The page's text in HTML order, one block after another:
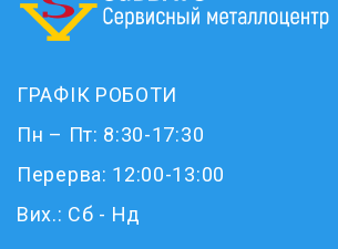
ГРАФІК РОБОТИ
Пн – Пт: 8:30-17:30
Перерва: 12:00-13:00
Вих.: Сб - Нд